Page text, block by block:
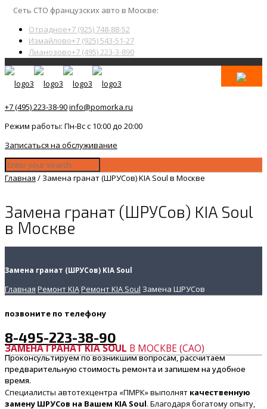
Сеть СТО французских авто в Москве:
Отрадное+7 (925) 748-88-52
Измайлово+7 (925) 543-51-27
Лианозово+7 (495) 223-3-890
+7 (495) 223-38-90info@pomorka.ru
Режим работы: Пн-Вс с 10:00 до 20:00
Записаться на обслуживание
Главная / Замена гранат (ШРУСов) KIA Soul в Москве
Замена гранат (ШРУСов) KIA Soul
в Москве
Замена гранат (ШРУСов) KIA Soul
Главная Ремонт KIAРемонт KIA Soul Замена ШРУСов
позвоните по телефону
8-495-223-38-90
Проконсультируем по возникшим вопросам, рассчитаем
предварительную стоимость ремонта и запишем на удобное
время.
ЗАМЕНА ГРАНАТ KIA SOUL В МОСКВЕ (САО)
Специалисты автотехцентра «ПМРК» выполнят качественную
замену ШРУСов на Вашем KIA Soul. Благодаря богатому опыту,